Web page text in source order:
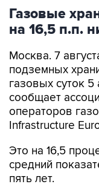
Газовые
на 16,5 п.п.
Москва. 7
подземных
газовых суток 5
сообщает
операторов
Infrastructure
Это на 16,5
средний
пять лет.